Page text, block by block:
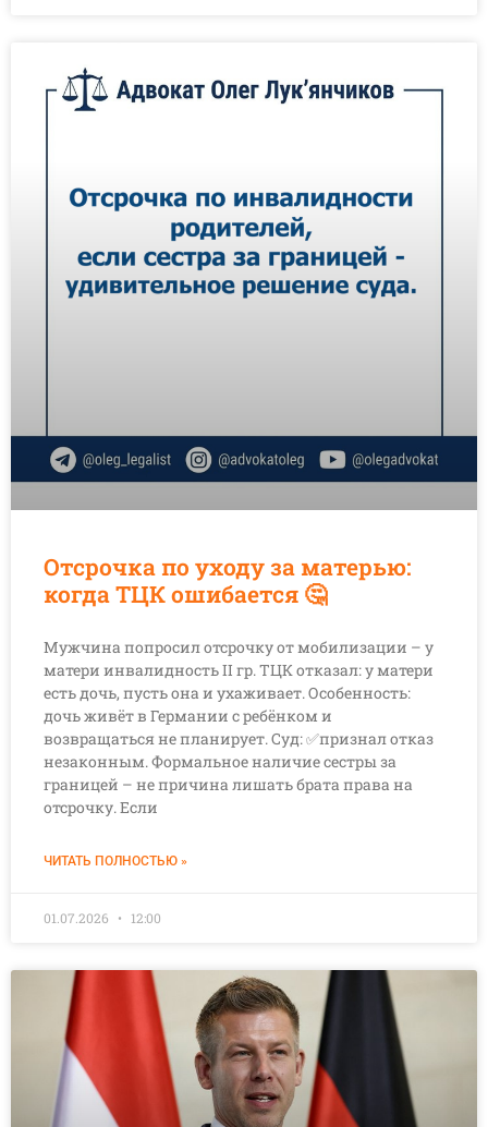
Отсрочка по уходу за матерью:
когда ТЦК ошибается 🤔
Мужчина попросил отсрочку от мобилизации – у
матери инвалидность II гр. ТЦК отказал: у матери
есть дочь, пусть она и ухаживает. Особенность:
дочь живёт в Германии с ребёнком и
возвращаться не планирует. Суд: ✅признал отказ
незаконным. Формальное наличие сестры за
границей – не причина лишать брата права на
отсрочку. Если
ЧИТАТЬ ПОЛНОСТЬЮ »
01.07.2026 12:00